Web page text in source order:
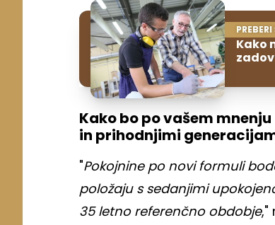
PREBERI
Kako
Kako bo po vašem
in prihodnjimi
"Pokojnine po novi formuli
položaju s sedanjimi
35 letno referenčno obdobje,"